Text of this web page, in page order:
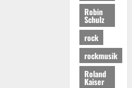
Robin
Schulz
rock
rockmusik
Roland
Kaiser